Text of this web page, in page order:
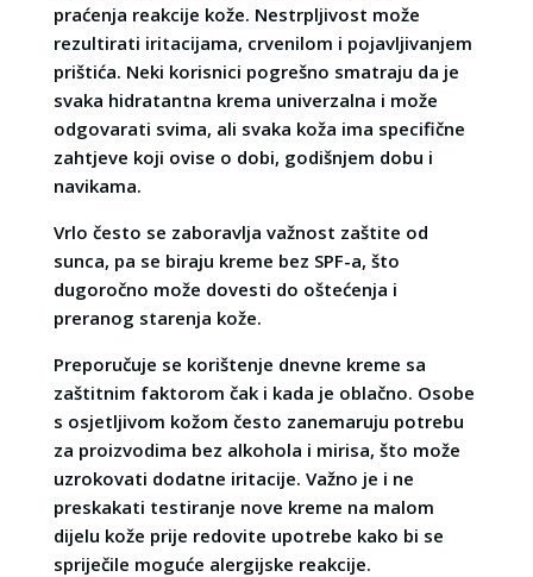
praćenja reakcije kože. Nestrpljivost može
rezultirati iritacijama, crvenilom i pojavljivanjem
prištića. Neki korisnici pogrešno smatraju da je
svaka hidratantna krema univerzalna i može
odgovarati svima, ali svaka koža ima specifične
zahtjeve koji ovise o dobi, godišnjem dobu i
navikama.
Vrlo često se zaboravlja važnost zaštite od
sunca, pa se biraju kreme bez SPF-a, što
dugoročno može dovesti do oštećenja i
preranog starenja kože.
Preporučuje se korištenje dnevne kreme sa
zaštitnim faktorom čak i kada je oblačno. Osobe
s osjetljivom kožom često zanemaruju potrebu
za proizvodima bez alkohola i mirisa, što može
uzrokovati dodatne iritacije. Važno je i ne
preskakati testiranje nove kreme na malom
dijelu kože prije redovite upotrebe kako bi se
spriječile moguće alergijske reakcije.